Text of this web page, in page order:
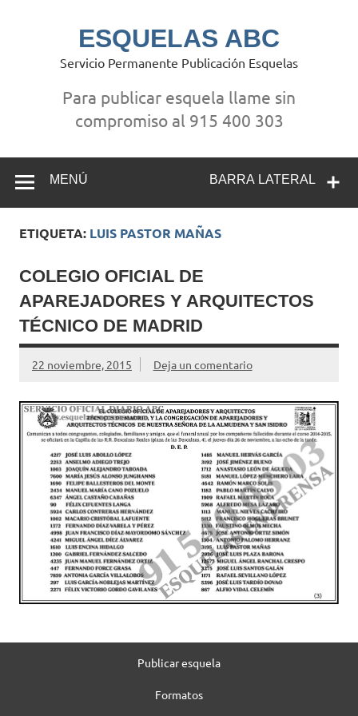
ESQUELAS ABC
Servicio Permanente Publicación Esquelas
Para publicar esquela llame sin
compromiso al 915 400 303
BARRA LATERAL
MENÚ
ETIQUETA: LUIS PASTOR MAÑAS
COLEGIO OFICIAL DE
APAREJADORES Y ARQUITECTOS
TÉCNICO DE MADRID
22 noviembre, 2015 Deja un comentario
Publicar esquela
Formatos